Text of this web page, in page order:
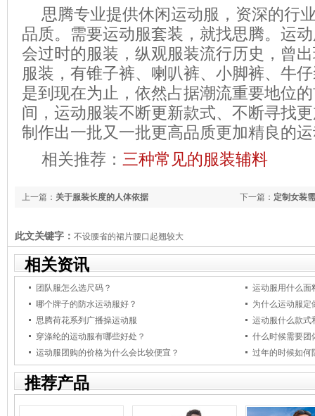
思腾专业提供休闲运动服，资深的行
品质。需要运动服套装，就找思腾。运
会过时的服装，纵观服装流行历史，曾
服装，有锥子裤、喇叭裤、小脚裤、牛
是到现在为止，依然占据潮流重要地位
间，运动服装不断更新款式、不断寻找
制作出一批又一批更高品质更加精良的
相关推荐： 三种常见的服装辅料
下一篇： 定制女装
上一篇： 关于服装长度的人体依据
此文关键字： 不设腰省的裙片腰口起翘较大
相关资讯
团队服怎么选尺码？
运动服用什么面
哪个牌子的防水运动服好？
为什么运动服定
思腾荷花系列广播操运动服
运动服什么款式
穿涤纶的运动服有哪些好处？
什么时候需要团
运动服团购的价格为什么会比较便宜？
过年的时候如何
推荐产品